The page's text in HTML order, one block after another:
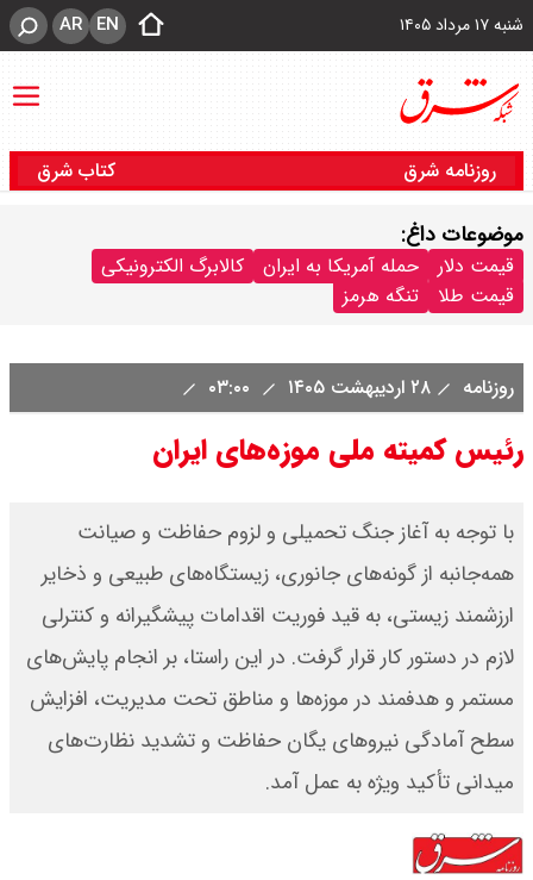
شنبه ۱۷ مرداد ۱۴۰۵ EN
AR
روزنامه شرق کتاب شرق
موضوعات داغ:
قیمت دلار حمله آمریکا به ایران
کالابرگ الکترونیکی
قیمت طلا
تنگه هرمز
روزنامه ۲۸ اردیبهشت ۱۴۰۵
رئیس کمیته ملی موزه‌های ایران
با توجه به آغاز جنگ تحمیلی‌ و لزوم حفاظت و صیانت
همه‌جانبه از گونه‌های جانوری، زیستگاه‌های طبیعی و ذخایر
ارزشمند زیستی، به قید فوریت اقدامات پیشگیرانه و کنترلی
لازم در دستور کار قرار گرفت. در این راستا، بر انجام پایش‌های
مستمر و هدفمند در موزه‌ها و مناطق تحت مدیریت، افزایش
سطح آمادگی نیروهای یگان حفاظت و تشدید نظارت‌های
میدانی تأکید ویژه به‌ عمل آمد.